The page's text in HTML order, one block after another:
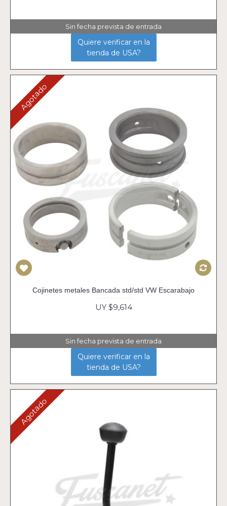
Sin fecha prevista de entrada
Quiere verificar en la
tienda de USA?
Agotado
Cojinetes metales Bancada std/std VW Escarabajo
UY $9,614
Sin fecha prevista de entrada
Quiere verificar en la
tienda de USA?
Agotado